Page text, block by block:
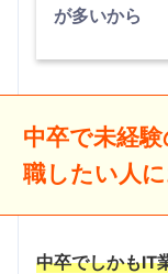
が多いから
中卒で未経
職したい人
中卒でしかもIT